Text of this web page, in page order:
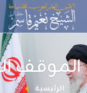
الموقف
الرئيسية